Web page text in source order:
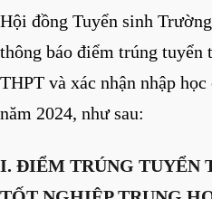
Hội đồng Tuyển sinh
thông báo điểm trúng tuyển
THPT và xác nhận nhập
năm 2024, như sau:
I. ĐIỂM TRÚNG TUYỂN